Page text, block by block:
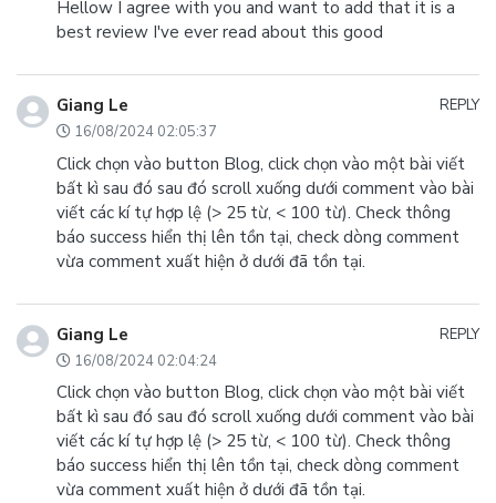
Hellow I agree with you and want to add that it is a
best review I've ever read about this good
Giang Le
16/08/2024 02:05:37
Click chọn vào button Blog, click chọn vào một bài viết
bất kì sau đó sau đó scroll xuống dưới comment vào bài
viết các kí tự hợp lệ (> 25 từ, < 100 từ). Check thông
báo success hiển thị lên tồn tại, check dòng comment
vừa comment xuất hiện ở dưới đã tồn tại.
REPLY
Giang Le
16/08/2024 02:04:24
Click chọn vào button Blog, click chọn vào một bài viết
bất kì sau đó sau đó scroll xuống dưới comment vào bài
viết các kí tự hợp lệ (> 25 từ, < 100 từ). Check thông
báo success hiển thị lên tồn tại, check dòng comment
vừa comment xuất hiện ở dưới đã tồn tại.
REPLY